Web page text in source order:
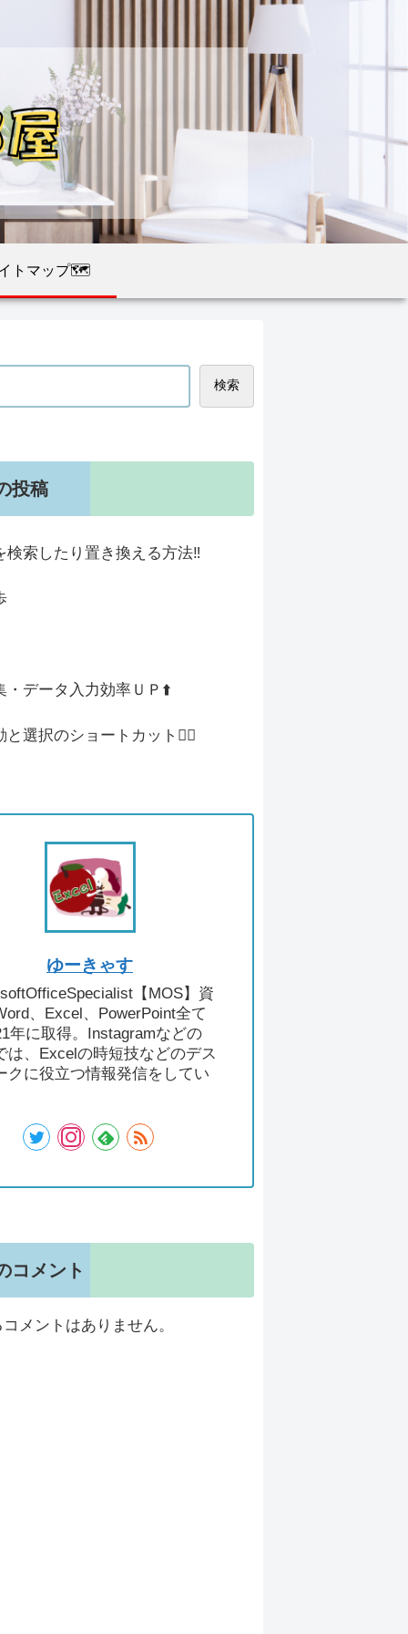
トマップ🗺️
検索
投稿
検索したり置き換える方法‼
・データ入力効率ＵＰ⬆️
と選択のショートカット🚶‍♀️
ゆーきゃす
【MOS】資
、Excel、PowerPoint全て
年に取得。Instagramなどの
は、Excelの時短技などのデス
クに役立つ情報発信をしてい
コメント
メントはありません。